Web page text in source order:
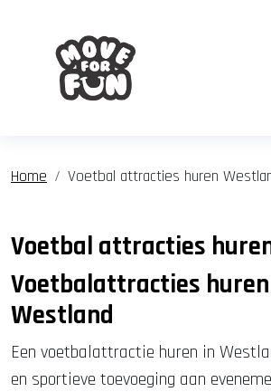
Home Voetbal attracties huren
Voetbal attracties
Voetbalattracties
Westland
Een voetbalattractie huren in
en sportieve toevoeging aan